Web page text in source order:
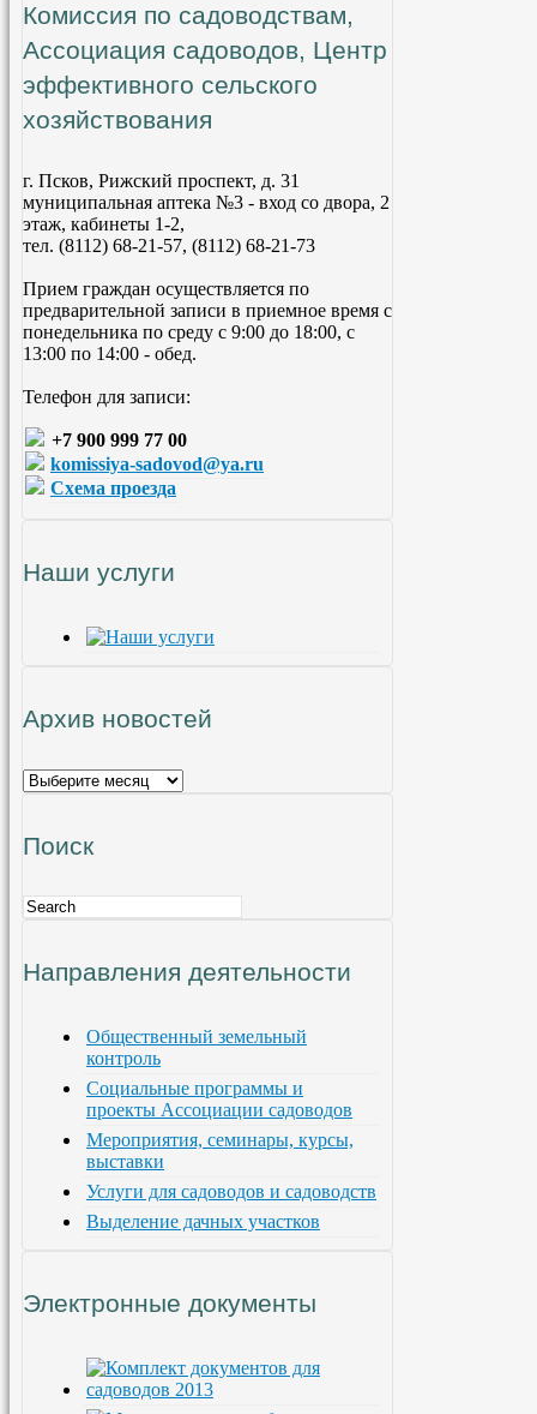
Комиссия по садоводствам,
Ассоциация садоводов, Центр
эффективного сельского
хозяйствования
г. Псков, Рижский проспект, д. 31
муниципальная аптека №3 - вход со двора, 2
этаж, кабинеты 1-2,
тел. (8112) 68-21-57, (8112) 68-21-73
Прием граждан осуществляется по
предварительной записи в приемное время с
понедельника по среду с 9:00 до 18:00, с
13:00 по 14:00 - обед.
Телефон для записи:
+7 900 999 77 00
komissiya-sadovod@ya.ru
Схема проезда
Наши услуги
Архив новостей
Поиск
Направления деятельности
Общественный земельный
контроль
Социальные программы и
проекты Ассоциации садоводов
Мероприятия, семинары, курсы,
выставки
Услуги для садоводов и садоводств
Выделение дачных участков
Электронные документы